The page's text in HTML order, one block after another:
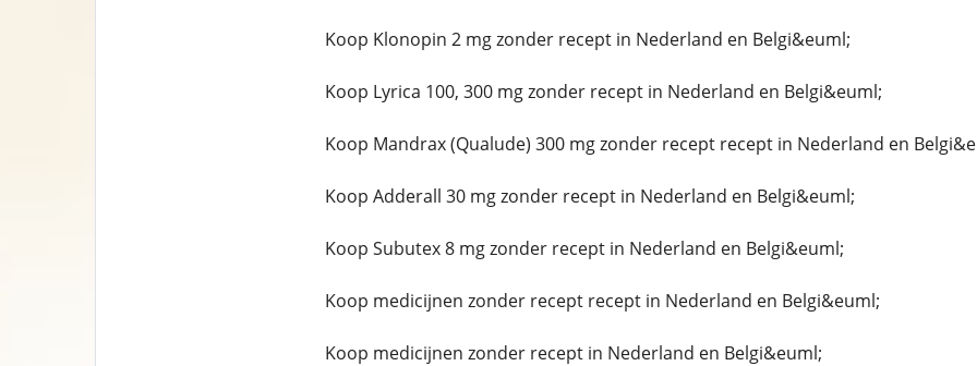
Koop Klonopin 2 mg zonder recept in Nederland en Belgi&euml;
Koop Lyrica 100, 300 mg zonder recept in Nederland en Belgi&euml;
Koop Mandrax (Qualude) 300 mg zonder recept recept in Nederland en
Koop Adderall 30 mg zonder recept in Nederland en Belgi&euml;
Koop Subutex 8 mg zonder recept in Nederland en Belgi&euml;
Koop medicijnen zonder recept recept in Nederland en Belgi&euml;
Koop medicijnen zonder recept in Nederland en Belgi&euml;